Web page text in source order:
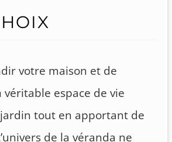
votre maison et de
véritable espace de vie
tout en apportant de
de la véranda ne